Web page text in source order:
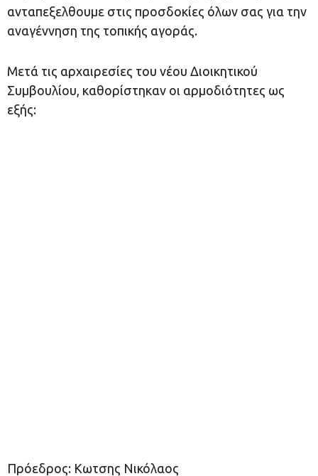
ανταπεξελθουμε στις προσδοκίες όλων σας για την
αναγέννηση της τοπικής αγοράς.
Μετά τις αρχαιρεσίες του νέου Διοικητικού
Συμβουλίου, καθορίστηκαν οι αρμοδιότητες ως
εξής:
Πρόεδρος: Κωτσης Νικόλαος